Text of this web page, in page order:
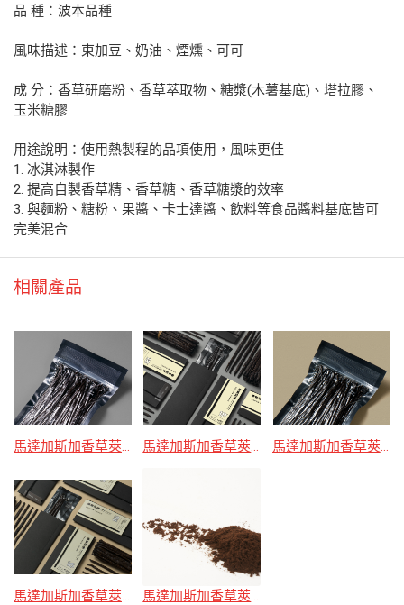
品 種：波本品種
風味描述：東加豆、奶油、煙燻、可可
成 分：香草研磨粉、香草萃取物、糖漿(木薯基底)、塔拉膠、
玉米糖膠
用途說明：使用熱製程的品項使用，風味更佳
1. 冰淇淋製作
2. 提高自製香草精、香草糖、香草糖漿的效率
3. 與麵粉、糖粉、果醬、卡士達醬、飲料等食品醬料基底皆可
完美混合
相關產品
馬達加斯加香草莢 18cm 量多組 馬達加斯加香草莢 18cm 5支入 馬達加斯加香草莢 16cm 量多組
馬達加斯加香草莢 16cm 5支入 馬達加斯加香草莢研磨粉